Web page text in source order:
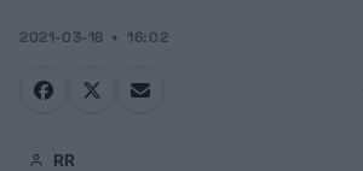
2021-03-18 16:02
RR